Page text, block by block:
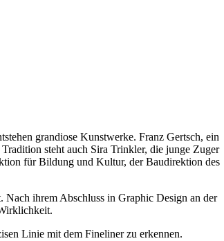
grandiose Kunstwerke. Franz Gertsch, ein
steht auch Sira Trinkler, die junge Zuger
für Bildung und Kultur, der Baudirektion des
ihrem Abschluss in Graphic Design an der
Linie mit dem Fineliner zu erkennen.